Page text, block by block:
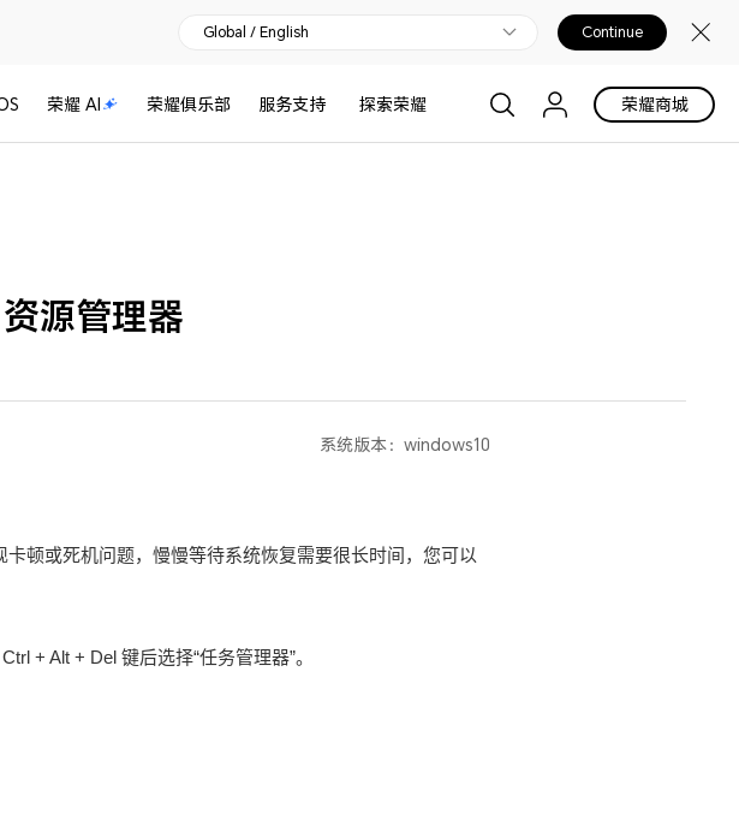
Global / English Continue
荣耀 AI 荣耀俱乐部 服务支持 探索荣耀 荣耀商城
源管理器
系统版本：windows10
顿或死机问题，慢慢等待系统恢复需要很长时间，您可以
+ Alt + Del 键后选择“任务管理器”。